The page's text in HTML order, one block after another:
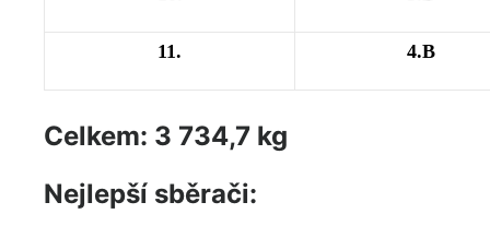
11. 4.B
Celkem: 3 734,7 kg
Nejlepší sběrači: